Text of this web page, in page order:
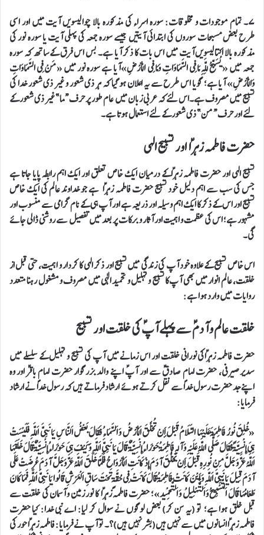
۷۔ تمام موجودات و مخلوقات: سورہ اسراء کی مذکورہ بالا چوالیسویں آیت میں اور اسی
طرح بعض مسبحات سوروں کی ابتدائی آیتیں جیسے سورہ جمعہ کی پہلی آیت یا سورہ نور کی
مذکورہ بالا اکتالیسویں آیت میں اس بات کا ذکر آیا ہے۔ بس اس فرق کے ساتھ کہ سورہ
جمعہ میں « يُسَبِّحُ لِلَّهِ مَا فِي السَّمَاوَاتِ وَمَا فِي الْأَرْضِ»آیا ہے سورہ نور میں « مَنْ فِي السَّمَاوَاتِ
وَالْأَرْضِ» آیا ہے؛ گویا اس طرح سے یہ اعلان ہو گیا کہ ہر ذی شعور و غیر ذی شعور خدا کی
تسبیح میں مصروف ہے۔اس لئے کہ عربی زبان میں عام طور پر حرف “ما” غیر ذی شعور کے
لئے اور حرف “من” ذی شعور کے لئے استعمال ہوتا ہے۔
حضرت فاطمہ زہراؑ اور تسبیح الہی
تسبیح الہی اور حضرت فاطمہ زہراؑکے درمیان ایک خاص تعلق اور ایک اہم رابطہ پایا جاتا ہے
جس کی سب سے اہم دلیل خود تسبیح حضرت فاطمہ زہراؑ ہے جو خداوند عالم کی ایک خاص
تسبیح اور اس کے ذکر کا ایک اہم وسیلہ اور ذریعہ ہے اور آپ ہی کے نام گرامی سے منسوب اور
مشہور ہے؛ اس کی عظمت و اہمیت اور آثار و برکات پر بعد میں تفصیل سے روشنی ڈالی جائے
گی۔
اس خاص تسبیح کے علاوہ خود آپ کی زندگی میں تسبیح اور ذکر الہی کا کردار و اہمیت، حتی قبل از
خلقت، عالم انوار میں بھی آپ کا تسبیح و تہلیل و تحمید الٰہی میں مصروف و مشغول رہنا متعدد
روایات میں وارد ہوا ہے:
خلقت عالم و آدم ؑسے پہلے آپؑ کی خلقت اور تسبیح
حضرت فاطمہ زہراؑکی نورانی خلقت اور اس زمانے میں آپ کی تسبیح و تہلیل کے سلسلے میں
سدیر صیرفی، حضرت امام صادقؑ سے اور آپؑ اپنے والد بزرگوار حضرت امام باقرؑ اور وہ
اپنے جد حضرت رسول خدا ؐسے نقل کرتے ہوئے ارشاد فرماتے ہیں کہ رسول خدا ؐ نے ارشاد
فرمایا:
«خُلِقَ نُورُ فَاطِمَةَ عَلَيْهَا السَّلاَمُ قَبْلَ أَنْ تُخْلَقَ اَلْأَرْضُ وَ اَلسَّمَاءُ فَقَالَ بَعْضُ اَلنَّاسِ يَا نَبِيَّ اَللَّهِ فَلَيْسَتْ
هِيَ إِنْسِيَّةً فَقَالَ صَلَّی‌ اللَّهُ عَلَيْهِ وَ آلِهِ فَاطِمَةُ حَوْرَاءُ إِنْسِيَّةٌ قَالَ يَا نَبِيَّ اَللَّهِ وَ كَيْفَ هِيَ حَوْرَاءُ إِنْسِيَّةٌ قَالَ خَلَقَهَا
اَللَّهُ عَزَّ وَ جَلَّ مِنْ نُورِهِ قَبْلَ أَنْ يَخْلُقَ آدَمَ إِذْ كَانَتِ اَلْأَرْوَاحُ فَلَمَّا خَلَقَ اَللَّهُ عَزَّ وَ جَلَّ آدَمَ عُرِضَتْ عَلَی‌
آدَمَ قِيلَ يَا نَبِيَّ اَللَّهِ وَ أَيْنَ كَانَتْ فَاطِمَةُ قَالَ كَانَتْ فِي حُقَّةٍ تَحْتَ سَاقِ اَلْعَرْشِ قَالُوا يَا نَبِيَّ اَللَّهِ فَمَا كَانَ
طَعَامُهَا قَالَ اَلتَّسْبِيحُ وَ اَلتَّهْلِيلُ وَ اَلتَّحْمِيد»؛ حضرت فاطمہ زہراؑ کا نور زمین و آسمان کی خلقت سے
قبل خلق ہوا ہے؛ تو (یہ سن کر) بعض لوگوں نے سوال کر لیا: اے نبی خدا: کیا حضرت
فاطمہ زہراؑ انسانوں میں سے نہیں ہیں(بشر نہیں ہیں)؟۔ تو آپ نے فرمایا: فاطمہ زہراؑ حور کی